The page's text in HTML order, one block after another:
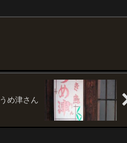
(ススキノから少し南)にある公
うめ津さん